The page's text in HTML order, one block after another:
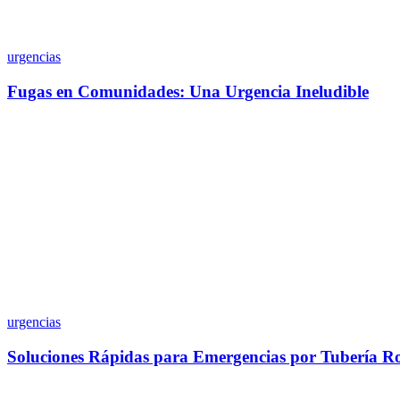
urgencias
Fugas en Comunidades: Una Urgencia Ineludible
urgencias
Soluciones Rápidas para Emergencias por Tubería